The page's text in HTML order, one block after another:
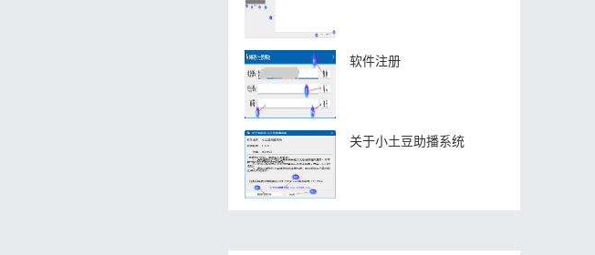
软件注册
关于小土豆助播系统